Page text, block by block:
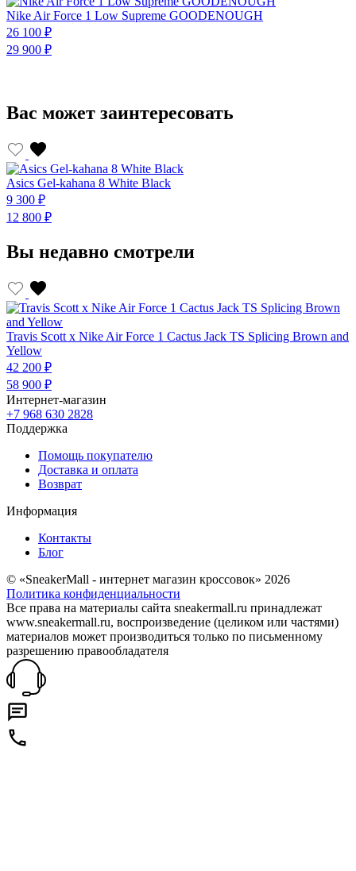
Nike Air Force 1 Low Supreme GOODENOUGH
26 100 ₽
29 900 ₽
Вас может заинтересовать
Asics Gel-kahana 8 White Black
9 300 ₽
12 800 ₽
Вы недавно смотрели
Travis Scott x Nike Air Force 1 Cactus Jack TS Splicing Brown and
Yellow
42 200 ₽
58 900 ₽
Интернет-магазин
+7 968 630 2828
Поддержка
Помощь покупателю
Доставка и оплата
Возврат
Информация
Контакты
Блог
© «SneakerMall - интернет магазин кроссовок» 2026
Политика конфиденциальности
Все права на материалы сайта sneakermall.ru принадлежат
www.sneakermall.ru, воспроизведение (целиком или частями)
материалов может производиться только по письменному
разрешению правообладателя